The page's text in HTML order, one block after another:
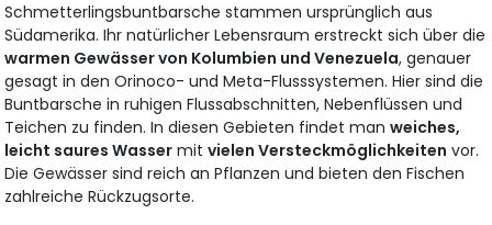
Schmetterlingsbuntbarsche stammen ursprünglich aus
Südamerika. Ihr natürlicher Lebensraum erstreckt sich über die
warmen Gewässer von Kolumbien und Venezuela, genauer
gesagt in den Orinoco- und Meta-Flusssystemen. Hier sind die
Buntbarsche in ruhigen Flussabschnitten, Nebenflüssen und
Teichen zu finden. In diesen Gebieten findet manweiches,
leicht saures Wasser mitvielen Versteckmöglichkeiten vor.
Die Gewässer sind reich an Pflanzen und bieten den Fischen
zahlreiche Rückzugsorte.